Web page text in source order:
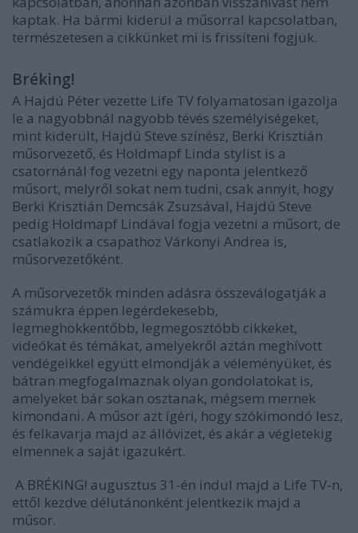
kaptak. Ha bármi kiderül a műsorral kapcsolatban,
természetesen a cikkünket mi is frissíteni fogjuk.
Bréking!
A Hajdú Péter vezette Life TV folyamatosan igazolja
le a nagyobbnál nagyobb tévés személyiségeket,
mint kiderült, Hajdú Steve színész, Berki Krisztián
műsorvezető, és Holdmapf Linda stylist is a
csatornánál fog vezetni egy naponta jelentkező
műsort, melyről sokat nem tudni, csak annyit, hogy
Berki Krisztián Demcsák Zsuzsával, Hajdú Steve
pedig Holdmapf Lindával fogja vezetni a műsort, de
csatlakozik a csapathoz Várkonyi Andrea is,
műsorvezetőként.
A műsorvezetők minden adásra összeválogatják a
számukra éppen legérdekesebb,
legmeghökkentőbb, legmegosztóbb cikkeket,
videókat és témákat, amelyekről aztán meghívott
vendégeikkel együtt elmondják a véleményüket, és
bátran megfogalmaznak olyan gondolatokat is,
amelyeket bár sokan osztanak, mégsem mernek
kimondani. A műsor azt ígéri, hogy szókimondó lesz,
és felkavarja majd az állóvizet, és akár a végletekig
elmennek a saját igazukért.
A BRÉKING! augusztus 31-én indul majd a Life TV-n,
ettől kezdve délutánonként jelentkezik majd a
műsor.